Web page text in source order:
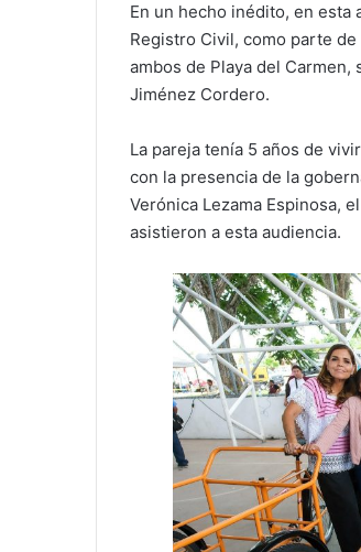
En un hecho inédito, en esta
Registro Civil, como parte
ambos de Playa del
Jiménez Cordero.
La pareja tenía 5 años de
con la presencia de la
Verónica Lezama Espinosa,
asistieron a esta audiencia.